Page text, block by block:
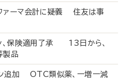
ァーマ会計に疑義 住友は事
ン、保険適用了承 13日から、
製品
追加 OTC類似薬、一増一減